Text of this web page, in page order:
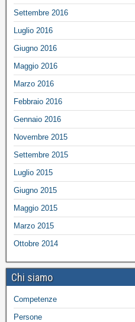
Settembre 2016
Luglio 2016
Giugno 2016
Maggio 2016
Marzo 2016
Febbraio 2016
Gennaio 2016
Novembre 2015
Settembre 2015
Luglio 2015
Giugno 2015
Maggio 2015
Marzo 2015
Ottobre 2014
Chi siamo
Competenze
Persone